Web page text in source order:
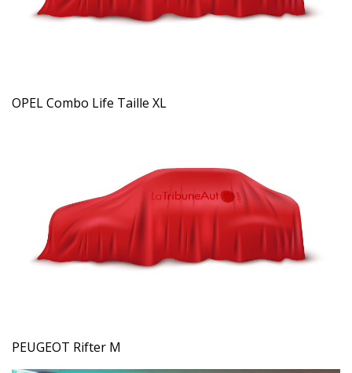
OPEL Combo Life Taille XL
PEUGEOT Rifter M